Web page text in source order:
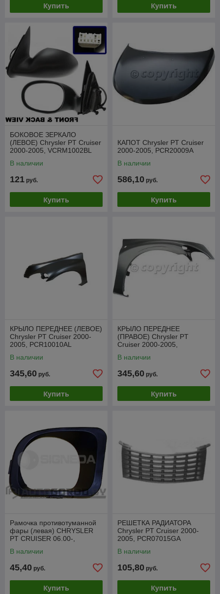
Купить Купить
БОКОВОЕ ЗЕРКАЛО
(ЛЕВОЕ) Chrysler PT Cruiser
2000-2005, VCRM1002BL
В наличии
121 руб.
Купить
КАПОТ Chrysler PT Cruiser
2000-2005, PCR20009A
В наличии
586,10 руб.
Купить
КРЫЛО ПЕРЕДНЕЕ (ЛЕВОЕ)
Chrysler PT Cruiser 2000-
2005, PCR10010AL
В наличии
345,60 руб.
Купить
КРЫЛО ПЕРЕДНЕЕ
(ПРАВОЕ) Chrysler PT
Cruiser 2000-2005,
В наличии
345,60 руб.
Купить
Рамочка противотуманной
фары (левая) CHRYSLER
PT CRUISER 06.00-,
В наличии
45,40 руб.
Купить
РЕШЕТКА РАДИАТОРА
Chrysler PT Cruiser 2000-
2005, PCR07015GA
В наличии
105,80 руб.
Купить